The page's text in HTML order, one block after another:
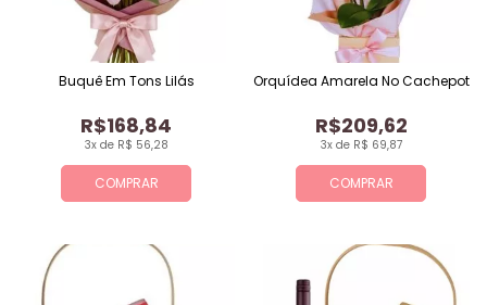
COMPRAR
3x de R$ 56,28
R$168,84
Buquê Em Tons Lilás
COMPRAR
3x de R$ 69,87
R$209,62
Orquídea Amarela No Cachepot